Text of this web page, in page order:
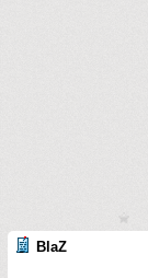
BlaZ